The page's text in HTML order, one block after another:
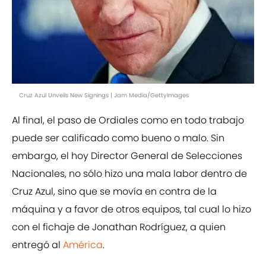
Cruz Azul Unveils New Signings | Jam Media/GettyImages
Al final, el paso de Ordiales como en todo trabajo
puede ser calificado como bueno o malo. Sin
embargo, el hoy Director General de Selecciones
Nacionales, no sólo hizo una mala labor dentro de
Cruz Azul, sino que se movía en contra de la
máquina y a favor de otros equipos, tal cual lo hizo
con el fichaje de Jonathan Rodríguez, a quien
entregó al América.